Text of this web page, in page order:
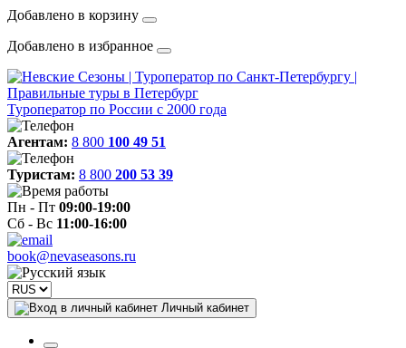
Добавлено в корзину
Добавлено в избранное
Туроператор по России с 2000 года
Агентам: 8 800 100 49 51
Туристам: 8 800 200 53 39
Пн - Пт 09:00-19:00
Сб - Вс 11:00-16:00
book@nevaseasons.ru
Личный кабинет